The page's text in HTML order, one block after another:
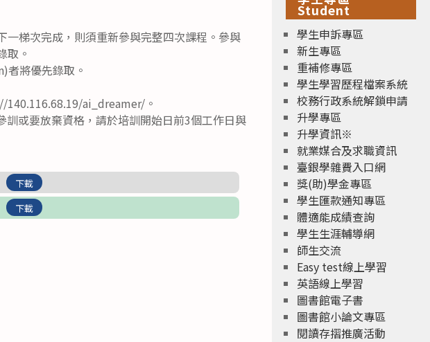
梯次完成，則須重新參與完整四次課程。參與
取。
者將優先錄取。
ai_dreamer/。
或要放棄資格，請於培訓開始日前3個工作日與
下載
下載
Student
學生申訴專區
新生專區
重補修專區
學生學習歷程檔案系統
校務行政系統解鎖申請
升學專區
升學資訊※
就業媒合及求職資訊
臺銀學雜費入口網
獎(助)學金專區
學生匯款通知專區
體適能成績查詢
學生生涯輔導網
師生交流
Easy test線上學習
英語線上學習
圖書館電子書
圖書館小論文專區
閱讀存摺推廣活動